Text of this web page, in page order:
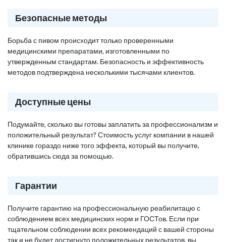
Безопасные методы
Борьба с пивом происходит только проверенными
медицинскими препаратами, изготовленными по
утвержденным стандартам. Безопасность и эффективность
методов подтверждена несколькими тысячами клиентов.
Доступные цены
Подумайте, сколько вы готовы заплатить за профессионализм и
положительный результат? Стоимость услуг компании в нашей
клинике гораздо ниже того эффекта, который вы получите,
обратившись сюда за помощью.
Гарантии
Получите гарантию на профессиональную реабилитацю с
соблюдением всех медицинских норм и ГОСТов. Если при
тщательном соблюдении всех рекомендаций с вашей стороны
так и не будет достигнуто положительных результатов, вы